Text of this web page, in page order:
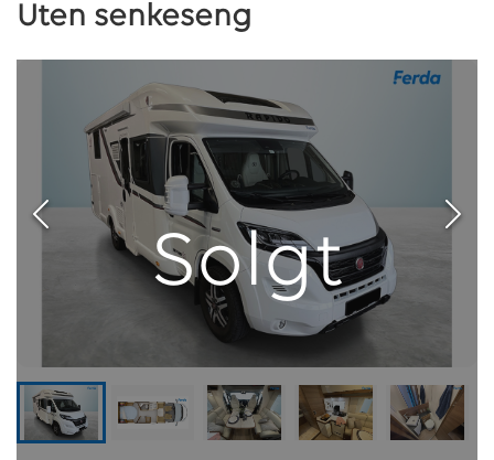
Uten senkeseng
Solgt